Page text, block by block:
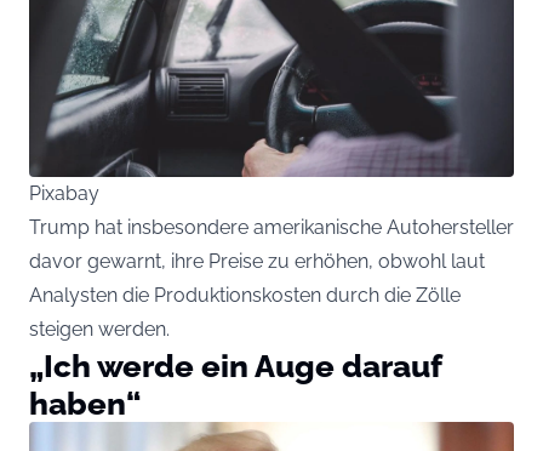
Pixabay
Trump hat insbesondere amerikanische Autohersteller
davor gewarnt, ihre Preise zu erhöhen, obwohl laut
Analysten die Produktionskosten durch die Zölle
steigen werden.
„Ich werde ein Auge darauf
haben“